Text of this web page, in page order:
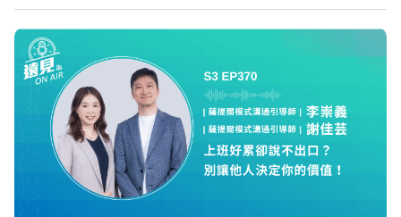
家爭鳴的激烈浪潮下，傳統的健身房該如何轉型突圍？ 本
集《遠見ON AIR》邀請到可爾姿Curves台灣執行長林宏
遠，帶你解析可爾姿如何打造出兼顧健康生活與女力創業的
健身新契機！ 🔺如何從「傳統大型健身房」轉型為「社區
運動便利店」？ 🔺運動如何落實最貼心的「女性專屬、零
壓力」空間？ 🔺對抗肌少症、預防高齡化！驚豔醫學界的
「社會處方」 🔺超高加盟成功率！為無數女性圓夢的「女
力互助與微型創業平台」 主持人／遠見雜誌副社長兼遠見
智庫總編輯 李建興 與談人／可爾姿Curves台灣執行長 林宏